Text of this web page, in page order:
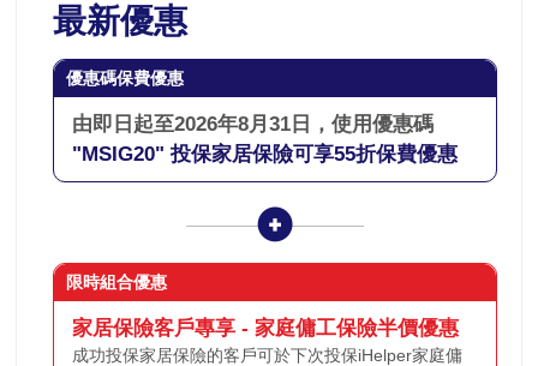
最新優惠
優惠碼保費優惠
由即日起至2026年8月31日，使用優惠碼
"MSIG20" 投保家居保險可享55折保費優惠
限時組合優惠
家居保險客戶專享 - 家庭傭工保險半價優惠
成功投保家居保險的客戶可於下次投保iHelper家庭傭